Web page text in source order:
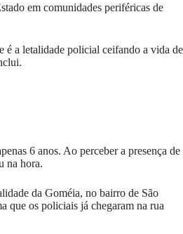
em comunidades periféricas de
é a letalidade policial ceifando a vida de
6 anos. Ao perceber a presença de
na hora.
da Goméia, no bairro de São
que os policiais já chegaram na rua